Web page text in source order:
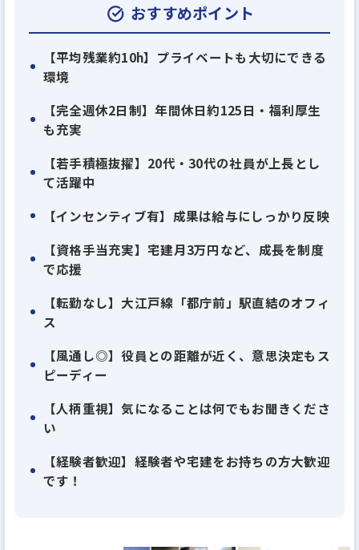
リッチロードの大きな特徴は、物件の販売だけで終
わらないことです。
投資用不動産は、購入して終わりではありません。
購入後に安定して家賃収入を得られるよう、入居者
来的な売却まで、社内の各部署が連携してワンスト
一度きりの関係ではなく、長く信頼を積み重ねてい
く関係になります。実際に、リピート購入率は77％
を超えています。
「不動産投資をだれでも安心して始められる社会に
「不動産投資を始めた人がすべて幸せになれる社会
そんなスローガンを掲げてここまで歩んできまし
今後、ますますの事業拡大を図るべく、投資用不動
おすすめポイント
【平均残業約10h】プライベートも大切にできる
環境
【完全週休2日制】年間休日約125日・福利厚生
も充実
【若手積極抜擢】20代・30代の社員が上長とし
て活躍中
【インセンティブ有】成果は給与にしっかり反映
【資格手当充実】宅建月3万円など、成長を制度
で応援
【転勤なし】大江戸線「都庁前」駅直結のオフィ
ス
【風通し◎】役員との距離が近く、意思決定もス
ピーディー
【人柄重視】気になることは何でもお聞きくださ
い
【経験者歓迎】経験者や宅建をお持ちの方大歓迎
です！